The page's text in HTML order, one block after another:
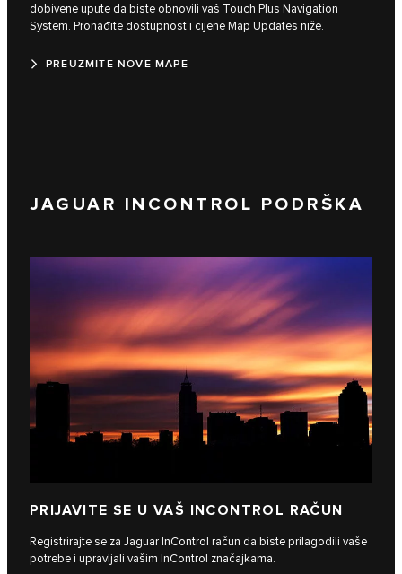
dobivene upute da biste obnovili vaš Touch Plus Navigation
System. Pronađite dostupnost i cijene Map Updates niže.
PREUZMITE NOVE MAPE
JAGUAR INCONTROL PODRŠKA
PRIJAVITE SE U VAŠ INCONTROL RAČUN
Registrirajte se za Jaguar InControl račun da biste prilagodili vaše
potrebe i upravljali vašim InControl značajkama.